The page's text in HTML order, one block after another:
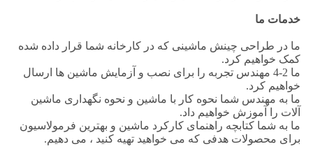
خدمات ما
ما در طراحی چینش ماشینی که در کارخانه شما قرار داده شده
کمک خواهیم کرد.
ما 2-4 مهندس تجربه را برای نصب و آزمایش ماشین ها ارسال
خواهیم کرد.
ما به مهندس شما نحوه کار با ماشین و نحوه نگهداری ماشین
آلات را آموزش خواهیم داد.
ما به شما کتابچه راهنمای کارکرد ماشین و بهترین فرمولاسیون
برای محصولات هدفی که می خواهید تهیه کنید ، می دهیم.